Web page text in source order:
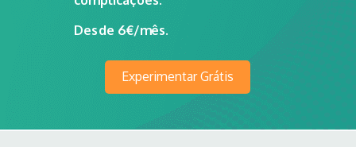
Desde 6€/mês.
Experimentar Grátis